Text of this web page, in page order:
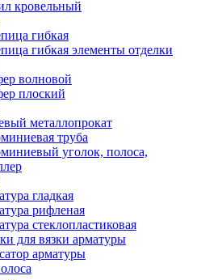
кровельный
гибкая
гибкая элементы отделки
волновой
плоский
металлопрокат
труба
уголок, полоса,
гладкая
рифленая
стеклопластиковая
для вязки арматуры
арматуры